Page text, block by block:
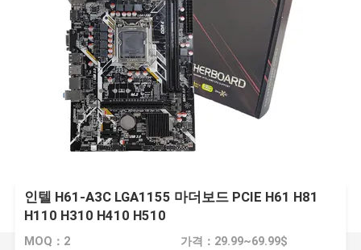
인텔 H61-A3C LGA1155 마더보드 PCIE H61 H81
H110 H310 H410 H510
MOQ：2 가격：29.99~69.99$